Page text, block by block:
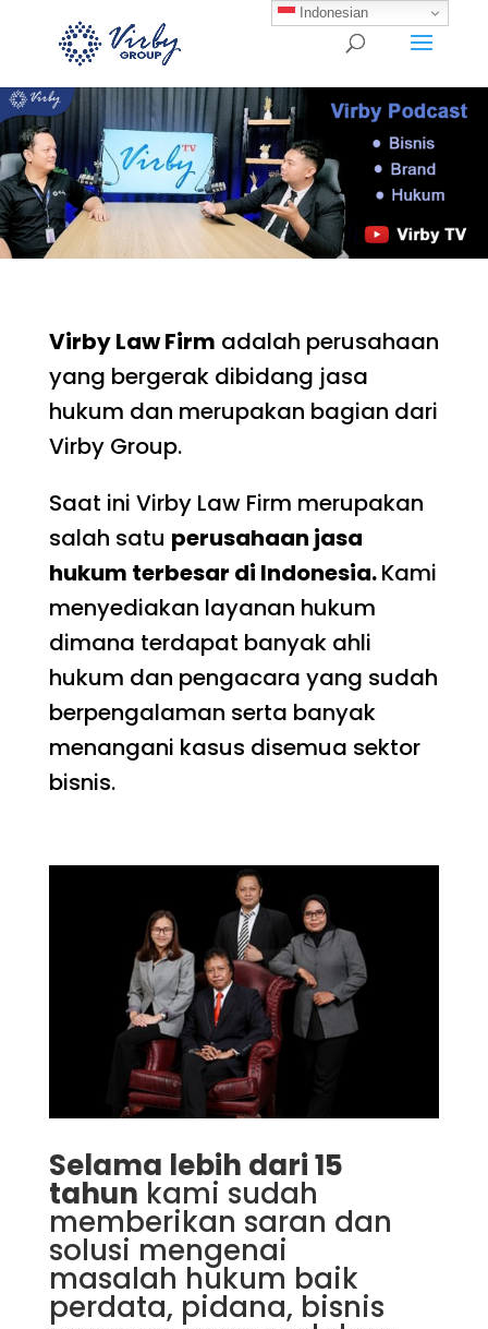
Virby Law Firm adalah perusahaan
yang bergerak dibidang jasa
hukum dan merupakan bagian dari
Virby Group.
Saat ini Virby Law Firm merupakan
salah satu perusahaan jasa
hukum terbesar di Indonesia.Kami
menyediakan layanan hukum
dimana terdapat banyak ahli
hukum dan pengacara yang sudah
berpengalaman serta banyak
menangani kasus disemua sektor
bisnis.
Selama lebih dari 15
tahun kami sudah
memberikan saran dan
solusi mengenai
masalah hukum baik
perdata, pidana, bisnis
Indonesian